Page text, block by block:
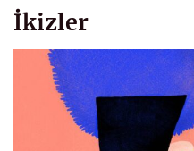
İkizler